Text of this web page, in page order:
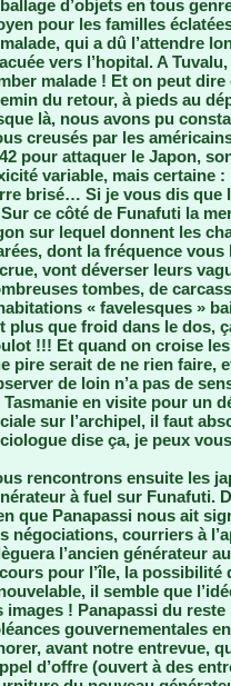
d’objets en tous
pour les familles
qui a dû l’attendre
vers l’hopital. A
malade ! Et on peut dire
du retour, à pieds au
là, nous avons pu
creusés par les
pour attaquer le Japon,
variable, mais certaine
brisé… Si je vous dis que
ce côté de Funafuti la
sur lequel donnent les
dont la fréquence
vont déverser leurs
tombes, de
« favelesques »
plus que froid dans le dos,
!!! Et quand on croise
pire serait de ne rien faire,
de loin n’a pas de
Tasmanie en visite pour un
sur l’archipel, il faut
dise ça, je peux
rencontrons ensuite les
à fuel sur Funafuti.
que Panapassi nous ait
négociations, courriers à
l’ancien générateur
pour l’île, la possibilité
il semble que
images ! Panapassi du
gouvernementales
avant notre entrevue,
d’offre (ouvert à des